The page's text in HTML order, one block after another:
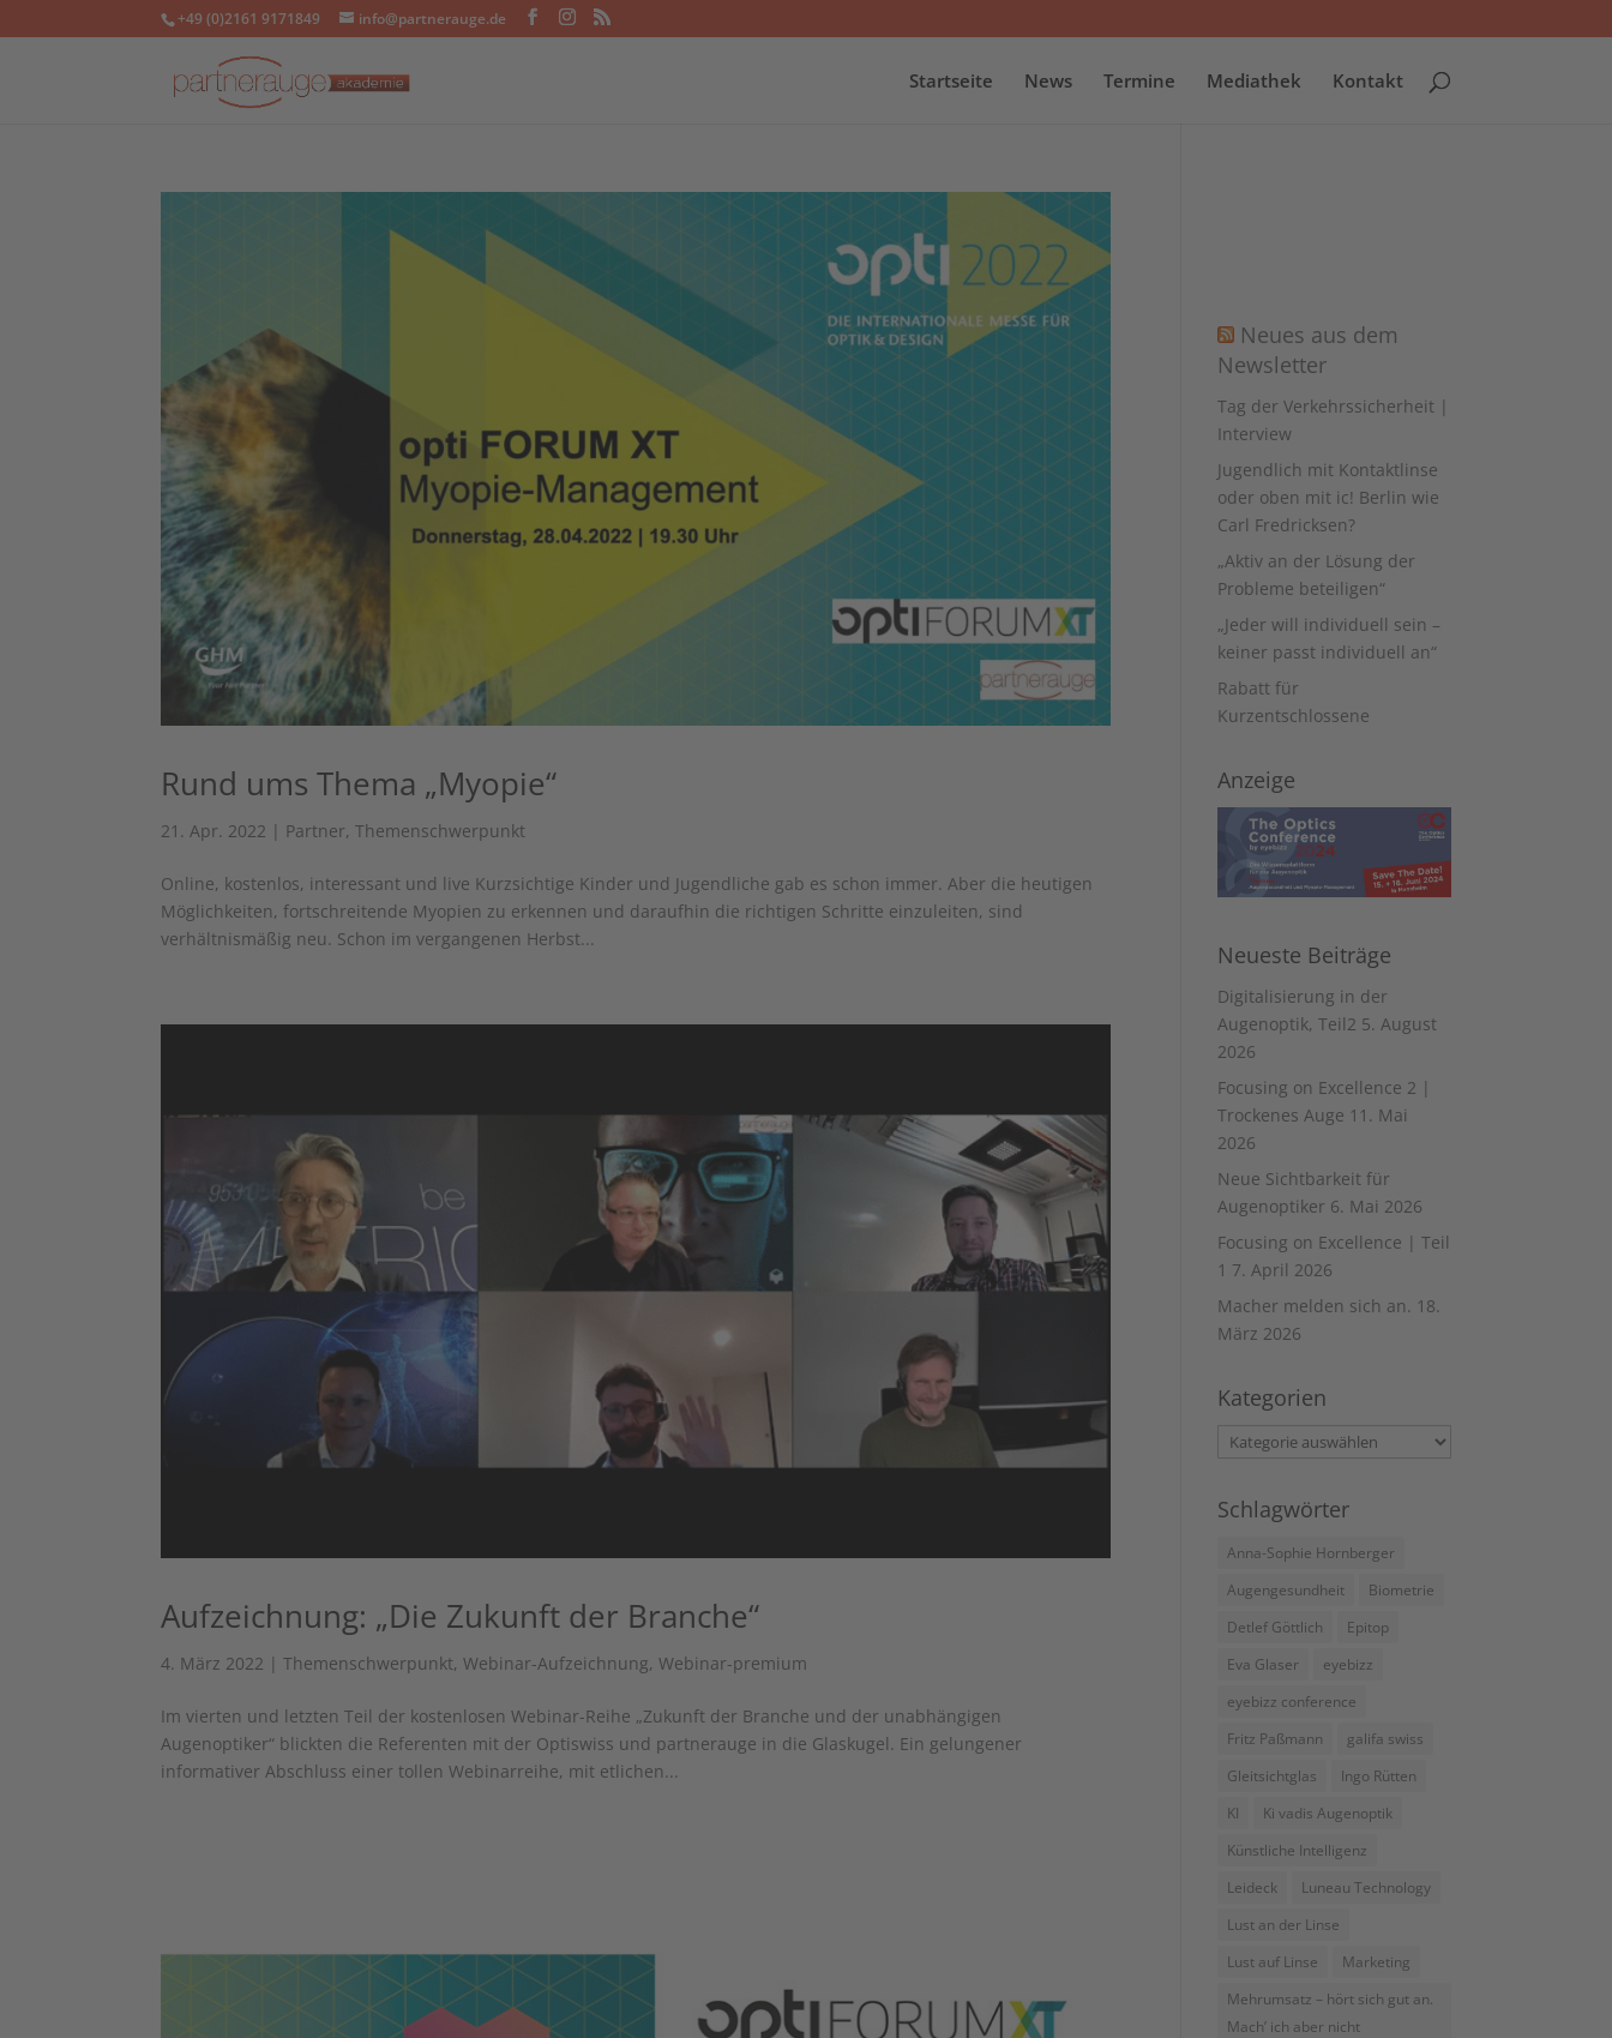
+49 (0)2161 9171849 info@partnerauge.de
Startseite News Termine Mediathek Kontakt
Rund ums Thema „Myopie“
21. Apr. 2022 | Partner,Themenschwerpunkt
Online, kostenlos, interessant und live Kurzsichtige Kinder und Jugendliche gab es schon immer. Aber die heutigen
Möglichkeiten, fortschreitende Myopien zu erkennen und daraufhin die richtigen Schritte einzuleiten, sind
verhältnismäßig neu. Schon im vergangenen Herbst...
Aufzeichnung: „Die Zukunft der Branche“
4. März 2022 |Themenschwerpunkt,Webinar-Aufzeichnung,Webinar-premium
Im vierten und letzten Teil der kostenlosen Webinar-Reihe „Zukunft der Branche und der unabhängigen
Augenoptiker“ blickten die Referenten mit der Optiswiss und partnerauge in die Glaskugel. Ein gelungener
informativer Abschluss einer tollen Webinarreihe, mit etlichen...
Neues aus dem
Newsletter
Tag der Verkehrssicherheit |
Interview
Jugendlich mit Kontaktlinse
oder oben mit ic! Berlin wie
Carl Fredricksen?
„Aktiv an der Lösung der
Probleme beteiligen“
„Jeder will individuell sein –
keiner passt individuell an“
Rabatt für
Kurzentschlossene
Anzeige
Neueste Beiträge
Digitalisierung in der
Augenoptik, Teil2 5. August
2026
Focusing on Excellence 2 |
Trockenes Auge 11. Mai
2026
Neue Sichtbarkeit für
Augenoptiker 6. Mai 2026
Focusing on Excellence | Teil
1 7. April 2026
Macher melden sich an. 18.
März 2026
Kategorien
Kategorien
Schlagwörter
Anna-Sophie Hornberger
Augengesundheit
Biometrie
Detlef Göttlich
Epitop
Eva Glaser
eyebizz
eyebizz conference
Fritz Paßmann
galifa swiss
Gleitsichtglas
Ingo Rütten
KI
Ki vadis Augenoptik
Künstliche Intelligenz
Leideck
Luneau Technology
Lust an der Linse
Lust auf Linse
Marketing
Mehrumsatz – hört sich gut an.
Mach’ ich aber nicht